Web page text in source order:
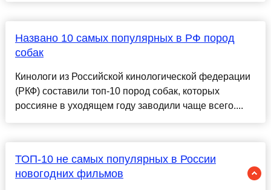
Названо 10 самых популярных в РФ пород
собак
Кинологи из Российской кинологической федерации
(РКФ) составили топ-10 пород собак, которых
россияне в уходящем году заводили чаще всего....
ТОП-10 не самых популярных в России
новогодних фильмов